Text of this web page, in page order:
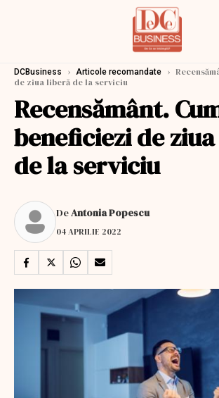
DCBusiness › Articole recomandate ›
de ziua liberă de la serviciu
Recensământ.
beneficiezi de
de la serviciu
DeAntonia Popescu
04 APRILIE 2022